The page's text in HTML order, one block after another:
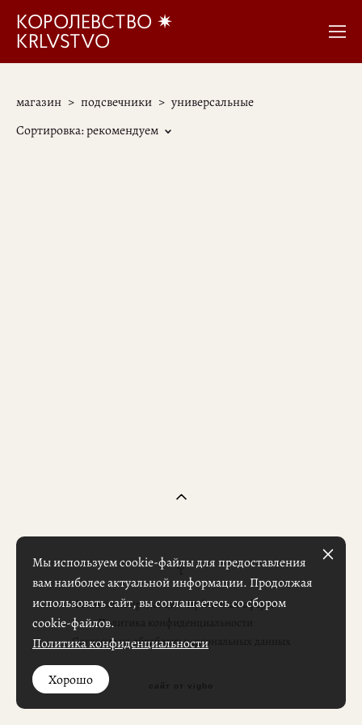
КОРОЛЕВСТВО ✷
KRLVSTVO
магазин > подсвечники > универсальные
Сортировка:рекомендуем
Реквизиты продавца
Публичная оферта
Политика конфиденциальности
Согласие на обработку персональных данных
Мы используем cookie-файлы для предоставления
вам наиболее актуальной информации. Продолжая
использовать сайт, вы соглашаетесь со сбором
cookie-файлов.
Политика конфиденциальности
Хорошо